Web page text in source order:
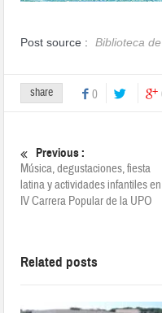
Post source : Biblioteca
share 0
Previous :
Música, degustaciones, fiesta
latina y actividades infantiles
IV Carrera Popular de la UPO
Related posts